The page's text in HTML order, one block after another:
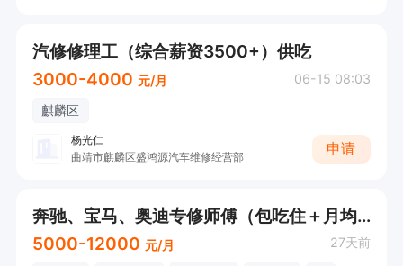
汽修修理工（综合薪资3500+）供吃
3000-4000 元/月 06-15 08:03
麒麟区
杨光仁
曲靖市麒麟区盛鸿源汽车维修经营部
申请
奔驰、宝马、奥迪专修师傅（包吃住＋月均薪资6000以上）
5000-12000 元/月 27天前